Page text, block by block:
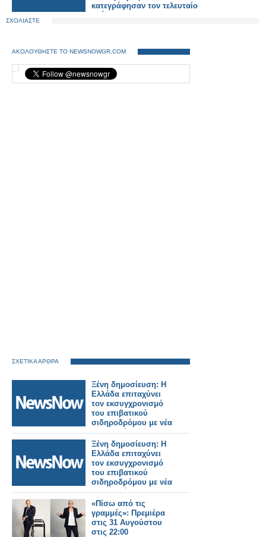
κατεγράφησαν τον τελευταίο
χρόνο
ΣΧΟΛΙΑΣΤΕ
ΑΚΟΛΟΥΘΗΣΤΕ ΤΟ NEWSNOWGR.COM
ΣΧΕΤΙΚΑ ΑΡΘΡΑ
Ξένη δημοσίευση: Η
Ελλάδα επιταχύνει
τον εκσυγχρονισμό
του επιβατικού
σιδηροδρόμου με νέα
ηλεκτρικά και
υβριδικά τρένα.
Ξένη δημοσίευση: Η
Ελλάδα επιταχύνει
τον εκσυγχρονισμό
του επιβατικού
σιδηροδρόμου με νέα
ηλεκτρικά και
υβριδικά τρένα.
«Πίσω από τις
γραμμές»: Πρεμιέρα
στις 31 Αυγούστου
στις 22:00